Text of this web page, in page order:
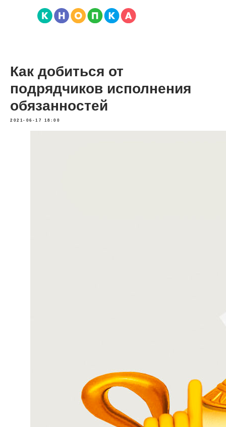
Как добиться от
подрядчиков исполнения
обязанностей
2021-06-17 18:00